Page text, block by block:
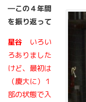
―この４年間
を振り返って
星谷 いろい
ろありました
けど、最初は
（慶大に）１
部の状態で入